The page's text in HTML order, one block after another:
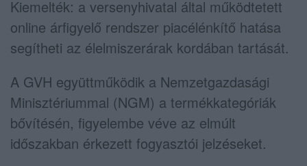
Kiemelték: a versenyhivatal által működtetett
online árfigyelő rendszer piacélénkítő hatása
segítheti az élelmiszerárak kordában tartását.
A GVH együttműködik a Nemzetgazdasági
Minisztériummal (NGM) a termékkategóriák
bővítésén, figyelembe véve az elmúlt
időszakban érkezett fogyasztói jelzéseket.